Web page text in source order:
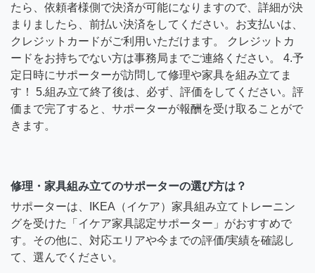
たら、依頼者様側で決済が可能になりますので、詳細が決
まりましたら、前払い決済をしてください。お支払いは、
クレジットカードがご利用いただけます。 クレジットカ
ードをお持ちでない方は事務局までご連絡ください。 4.予
定日時にサポーターが訪問して修理や家具を組み立てま
す！ 5.組み立て終了後は、必ず、評価をしてください。評
価まで完了すると、サポーターが報酬を受け取ることがで
きます。
修理・家具組み立てのサポーターの選び方は？
サポーターは、IKEA（イケア）家具組み立てトレーニン
グを受けた「イケア家具認定サポーター」がおすすめで
す。その他に、対応エリアや今までの評価/実績を確認し
て、選んでください。